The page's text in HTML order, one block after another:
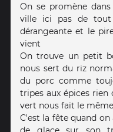
On se promène
ville ici pas de
dérangeante et le
vient
On trouve un petit
nous sert du riz
du porc comme
tripes aux épices
vert nous fait le
C'est la fête quand